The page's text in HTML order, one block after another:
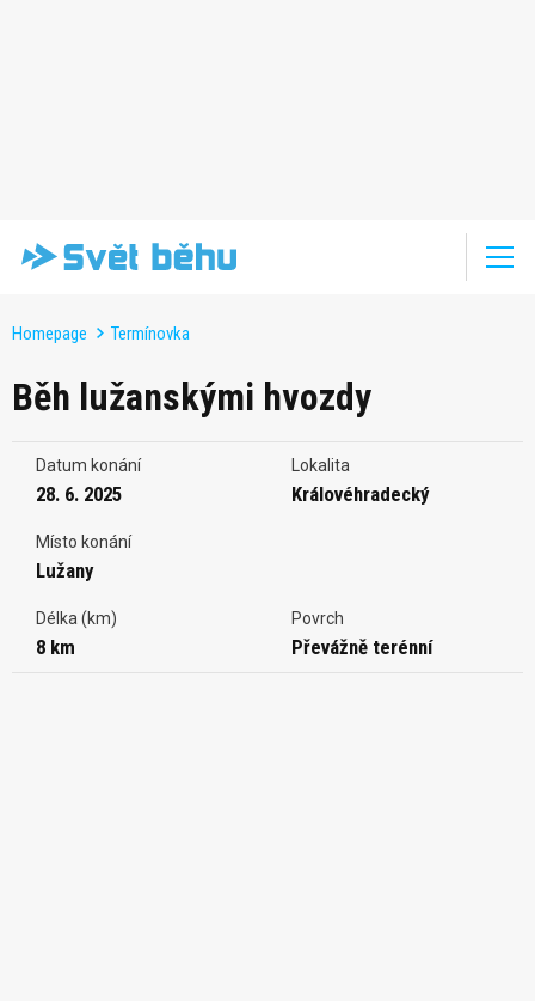
Homepage Termínovka
Běh lužanskými hvozdy
Datum konání
28. 6. 2025
Lokalita
Královéhradecký
Místo konání
Lužany
Délka (km)
8 km
Povrch
Převážně terénní